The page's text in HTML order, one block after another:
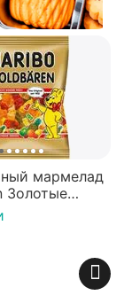
мармелад
Золотые
Германия